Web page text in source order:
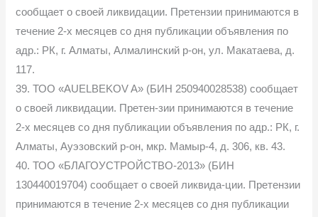
сообщает о своей ликвидации. Претензии принимаются в
течение 2-х месяцев со дня публикации объявления по
адр.: РК, г. Алматы, Алмалинский р-он, ул. Макатаева, д.
117.
39. ТОО «AUELBEKOV A» (БИН 250940028538) сообщает
о своей ликвидации. Претен-зии принимаются в течение
2-х месяцев со дня публикации объявления по адр.: РК, г.
Алматы, Ауэзовский р-он, мкр. Мамыр-4, д. 306, кв. 43.
40. ТОО «БЛАГОУСТРОЙСТВО-2013» (БИН
130440019704) сообщает о своей ликвида-ции. Претензии
принимаются в течение 2-х месяцев со дня публикации